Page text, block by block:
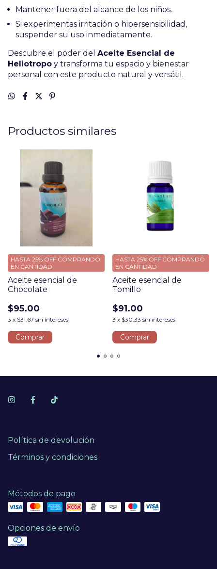
Mantener fuera del alcance de los niños.
Si experimentas irritación o hipersensibilidad,
suspender su uso inmediatamente.
Descubre el poder del Aceite Esencial de
Heliotropo y transforma tu espacio y bienestar
personal con este producto natural y versátil.
Productos similares
Aceite esencial de
Chocolate
$95.00
3 x $31.67 sin intereses
HASTA 25% OFF COMPRANDO
EN CANTIDAD
Comprar
Aceite esencial de
Tomillo
$91.00
3 x $30.33 sin intereses
HASTA 25% OFF COMPRANDO
EN CANTIDAD
Comprar
Política de devolución
Términos y condiciones
Métodos de pago
Opciones de envío